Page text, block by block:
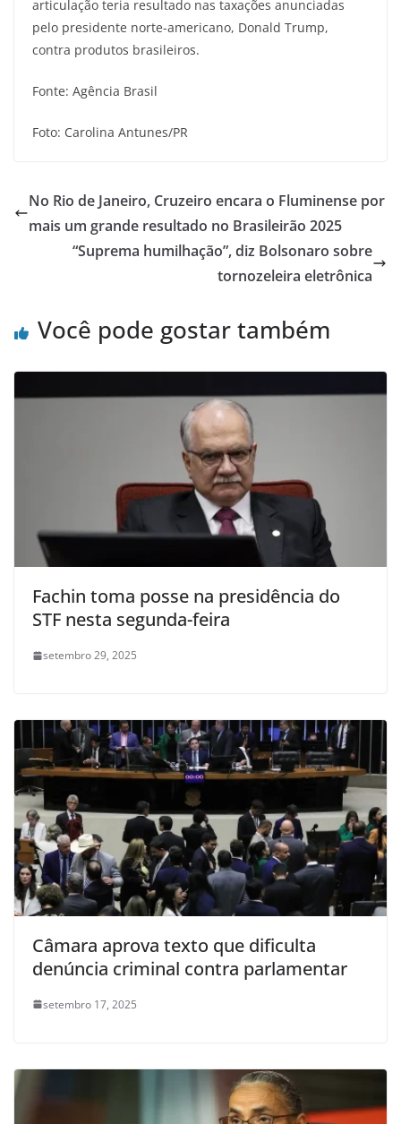
articulação teria resultado nas taxações anunciadas
pelo presidente norte-americano, Donald Trump,
contra produtos brasileiros.
Fonte: Agência Brasil
Foto: Carolina Antunes/PR
No Rio de Janeiro, Cruzeiro encara o Fluminense por
mais um grande resultado no Brasileirão 2025
“Suprema humilhação”, diz Bolsonaro sobre
tornozeleira eletrônica
Você pode gostar também
Fachin toma posse na presidência do
STF nesta segunda-feira
setembro 29, 2025
Câmara aprova texto que dificulta
denúncia criminal contra parlamentar
setembro 17, 2025